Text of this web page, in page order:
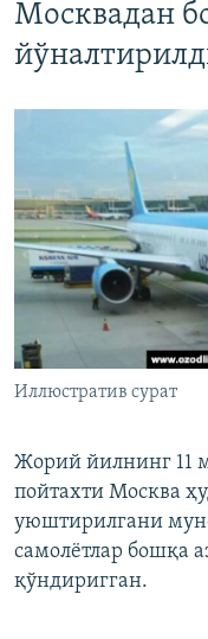
Москвадан
Иллюстратив сурат
Жорий йилнинг 11
пойтахти Москва
уюштирилгани
самолётлар бошқа
қўндиригган.